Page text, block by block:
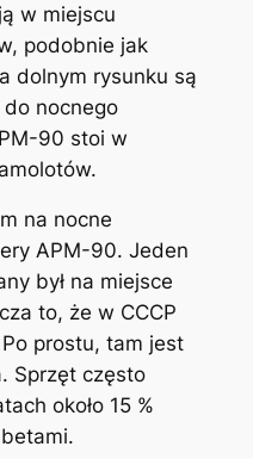
w miejscu
podobnie jak
dolnym rysunku są
nocnego
90 stoi w
na nocne
APM-90. Jeden
był na miejsce
to, że w CCCP
prostu, tam jest
Sprzęt często
około 15 %